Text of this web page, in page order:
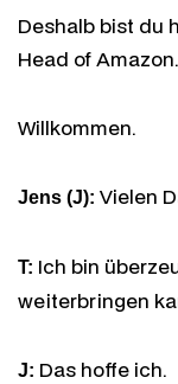
Deshalb bist du
Head of Amazon.
Willkommen.
Jens (J): Vielen
T: Ich bin
weiterbringen
J: Das hoffe ich.